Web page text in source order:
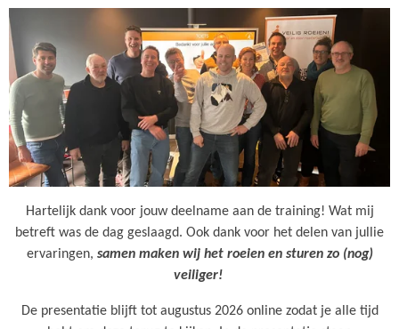
Hartelijk dank voor jouw deelname aan de training! Wat mij
betreft was de dag geslaagd. Ook dank voor het delen van jullie
ervaringen, samen maken wij het roeien en sturen zo (nog)
veiliger!
De presentatie blijft tot augustus 2026 online zodat je alle tijd